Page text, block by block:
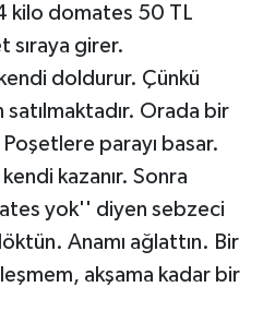
kilo domates 50 TL
sıraya girer.
doldurur. Çünkü
Orada bir
parayı basar.
kazanır. Sonra
yok'' diyen sebzeci
Anamı ağlattın. Bir
akşama kadar bir